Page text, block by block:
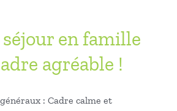
en famille
agréable !
: Cadre calme et